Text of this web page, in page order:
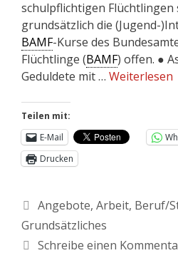
schulpflichtigen Flüchtlingen
grundsätzlich die (Jugend-
BAMF-Kurse des
Flüchtlinge (BAMF) offen. ●
Geduldete mit … Weiterlesen
Teilen mit:
E-Mail
Drucken
Angebote, Arbeit, Beruf/
Grundsätzliches
Schreibe einen